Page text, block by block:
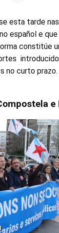
esta tarde
español e
constitúe
no curto prazo.
e